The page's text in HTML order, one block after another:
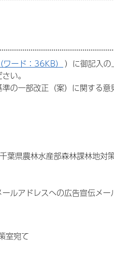
ワード：36KB） ）に御記入
い。
の一部改正（案）に関する
県農林水産部森林課林地対
アドレスへの広告宣伝メー
室宛て